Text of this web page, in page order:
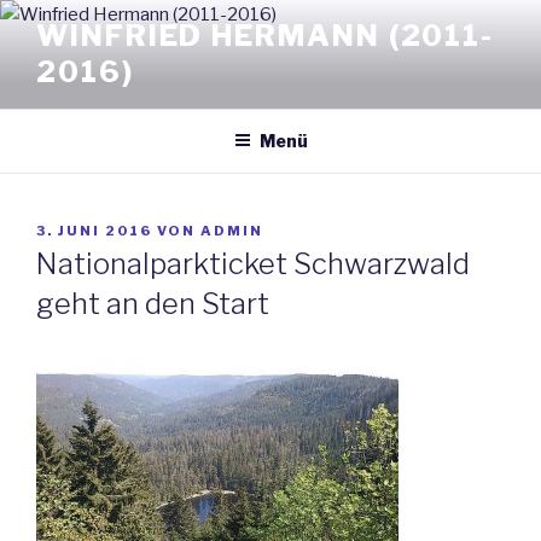
Zum
Inhalt
springen
WINFRIED HERMANN (2011-
2016)
Menü
VERÖFFENTLICHT
AM
3. JUNI 2016 VON ADMIN
Nationalparkticket Schwarzwald
geht an den Start